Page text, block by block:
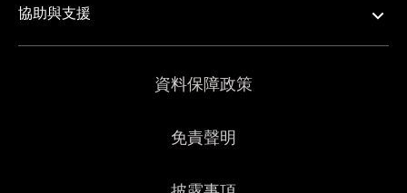
協助與支援
資料保障政策
免責聲明